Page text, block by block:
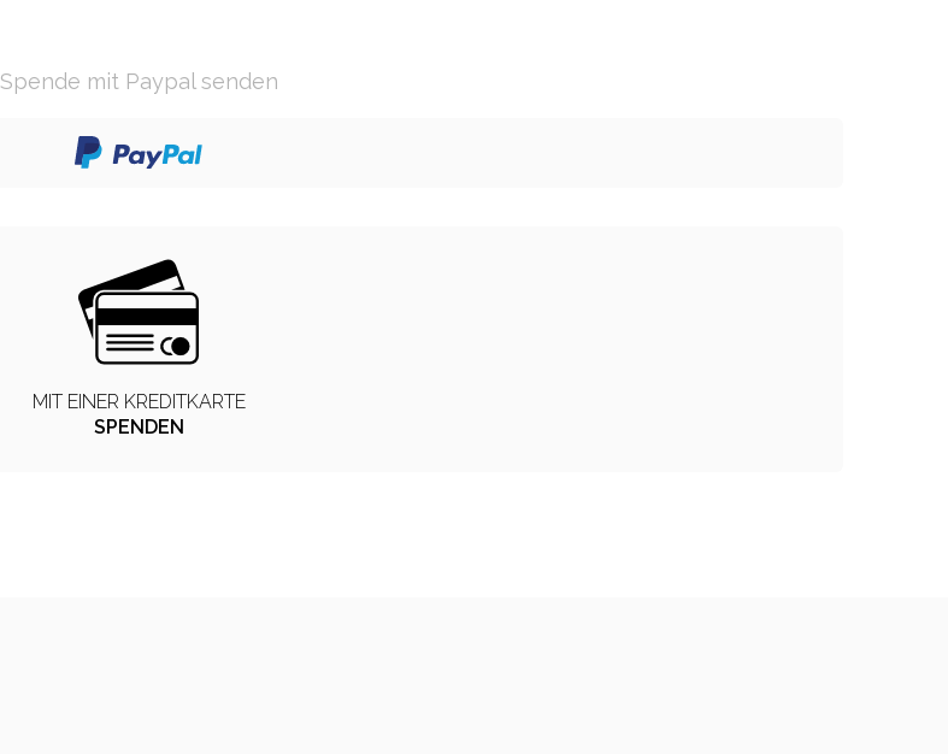
Spende mit Paypal senden
MIT EINER KREDITKARTE
SPENDEN